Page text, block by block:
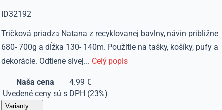
ID32192
Tričková priadza Natana z recyklovanej bavlny, návin približne
680- 700g a dĺžka 130- 140m. Použitie na tašky, košíky, pufy a
dekorácie. Odtiene sivej... Celý popis
Naša cena
4.99 €
Uvedené ceny sú s DPH (23%)
Varianty